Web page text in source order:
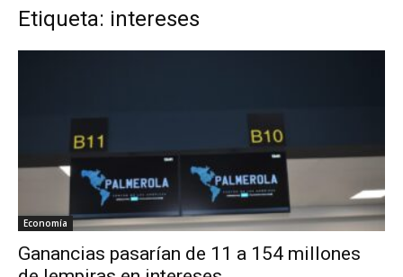
Etiqueta: intereses
Economía
Ganancias pasarían de 11 a 154 millones